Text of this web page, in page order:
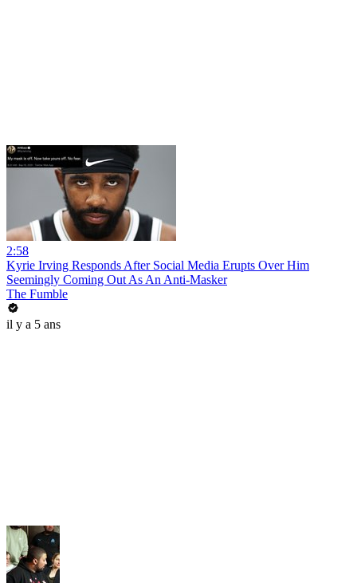
2:58
Kyrie Irving Responds After Social Media Erupts Over Him
Seemingly Coming Out As An Anti-Masker
The Fumble
il y a 5 ans